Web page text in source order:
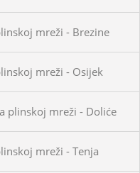
mreži - Brezine
mreži - Osijek
plinskoj mreži - Doliće
mreži - Tenja